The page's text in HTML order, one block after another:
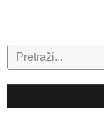
Search